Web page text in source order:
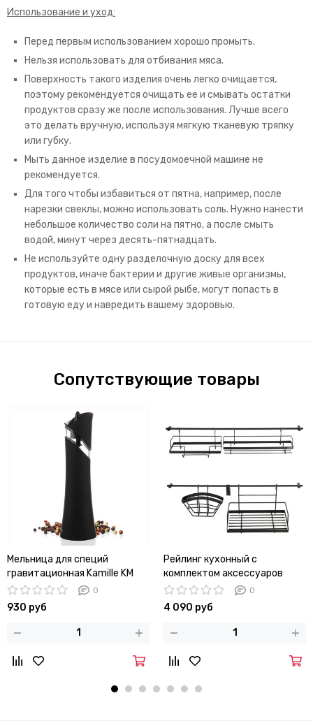
Использование и уход:
Перед первым использованием хорошо промыть.
Нельзя использовать для отбивания мяса.
Поверхность такого изделия очень легко очищается,
поэтому рекомендуется очищать ее и смывать остатки
продуктов сразу же после использования. Лучше всего
это делать вручную, используя мягкую тканевую тряпку
или губку.
Мыть данное изделие в посудомоечной машине не
рекомендуется.
Для того чтобы избавиться от пятна, например, после
нарезки свеклы, можно использовать соль. Нужно нанести
небольшое количество соли на пятно, а после смыть
водой, минут через десять-пятнадцать.
Не используйте одну разделочную доску для всех
продуктов, иначе бактерии и другие живые организмы,
которые есть в мясе или сырой рыбе, могут попасть в
готовую еду и навредить вашему здоровью.
Сопутствующие товары
Мельница для специй
гравитационная Kamille KM
7062 электрическая
0
930 руб
Рейлинг кухонный с
комплектом аксессуаров
Kamille KM 8862
0
4 090 руб